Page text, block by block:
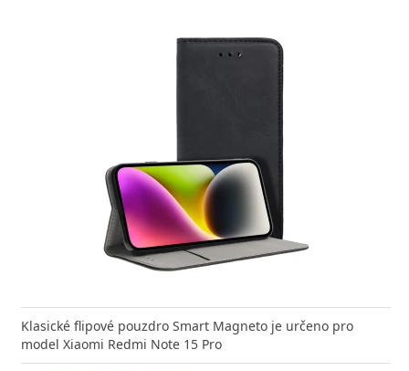
Klasické flipové pouzdro Smart Magneto je určeno pro
model Xiaomi Redmi Note 15 Pro